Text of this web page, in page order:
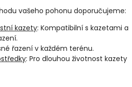
vašeho pohonu doporučujeme:
kazety: Kompatibilní s kazetami a
řazení v každém terénu.
: Pro dlouhou životnost kazety